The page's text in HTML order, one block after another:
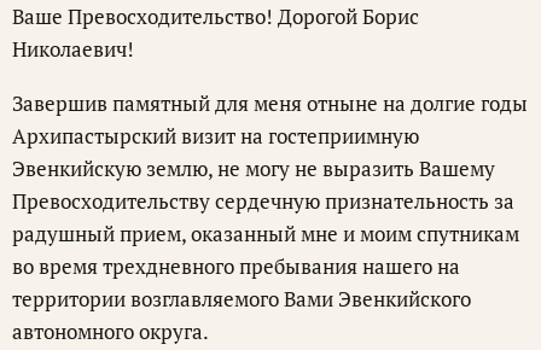
Ваше Превосходительство! Дорогой Борис
Николаевич!
Завершив памятный для меня отныне на долгие годы
Архипастырский визит на гостеприимную
Эвенкийскую землю, не могу не выразить Вашему
Превосходительству сердечную признательность за
радушный прием, оказанный мне и моим спутникам
во время трехдневного пребывания нашего на
территории возглавляемого Вами Эвенкийского
автономного округа.